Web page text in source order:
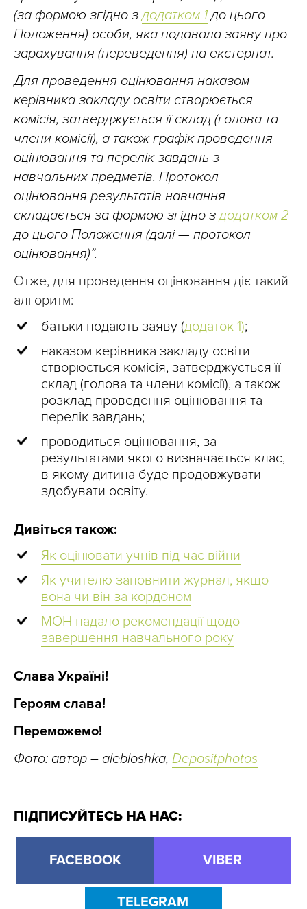
(за формою згідно здодатком 1до цього
Положення) особи, яка подавала заяву про
зарахування (переведення) на екстернат.
Для проведення оцінювання наказом
керівника закладу освіти створюється
комісія, затверджується її склад (голова та
члени комісії), а також графік проведення
оцінювання та перелік завдань з
навчальних предметів. Протокол
оцінювання результатів навчання
складається за формою згідно здодатком 2
до цього Положення (далі — протокол
оцінювання)”.
Отже, для проведення оцінювання діє такий
алгоритм:
батьки подають заяву (додаток 1);
наказом керівника закладу освіти
створюється комісія, затверджується її
склад (голова та члени комісії), а також
розклад проведення оцінювання та
перелік завдань;
проводиться оцінювання, за
результатами якого визначається клас,
в якому дитина буде продовжувати
здобувати освіту.
Дивіться також:
Як оцінювати учнів під час війни
Як учителю заповнити журнал, якщо
вона чи він за кордоном
МОН надало рекомендації щодо
завершення навчального року
Слава Україні!
Героям слава!
Переможемо!
Фото: автор – alebloshka, Depositphotos
ПІДПИСУЙТЕСЬ НА НАС:
FACEBOOK VIBER
TELEGRAM